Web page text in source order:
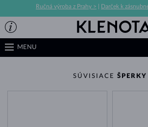
Ručná výroba z Prahy > Darček k
MENU
SÚVISIACE ŠPERKY